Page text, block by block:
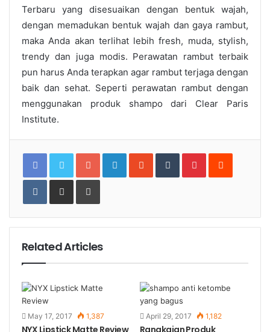
Terbaru yang disesuaikan dengan bentuk wajah,
dengan memadukan bentuk wajah dan gaya rambut,
maka Anda akan terlihat lebih fresh, muda, stylish,
trendy dan juga modis. Perawatan rambut terbaik
pun harus Anda terapkan agar rambut terjaga dengan
baik dan sehat. Seperti perawatan rambut dengan
menggunakan produk shampo dari Clear Paris
Institute.
Google+LinkedInStumbleUpon
TumblrPinterestReddit
VKontakteShare
Email
Print
Related Articles
May 17, 2017 1,387
NYX Lipstick Matte Review
April 29, 2017 1,182
Rangkaian Produk